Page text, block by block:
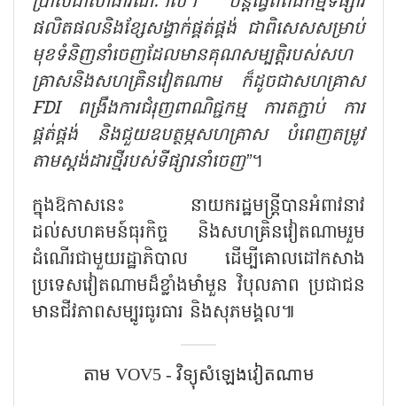
ផលិតផលនិងខ្សែសង្វាក់ផ្គត់ផ្គង់ ជាពិសេសសម្រាប់
មុខទំនិញនាំចេញដែលមានគុណសម្បត្តិរបស់សហ
គ្រាសនិងសហគ្រិនវៀតណាម ក៏ដូចជាសហគ្រាស
FDI ពង្រឹងការជំរុញពាណិជ្ជកម្ម ការតភ្ជាប់ ការ
ផ្គត់ផ្គង់ និងជួយឧបត្ថម្ភសហគ្រាស បំពេញតម្រូវ
តាមស្តង់ដារថ្មីរបស់ទីផ្សារនាំចេញ”។
ក្នុងឱកាសនេះ នាយករដ្ឋមន្ត្រីបានអំពាវនាវ
ដល់សហគមន៍ធុរកិច្ច និងសហគ្រិនវៀតណាមរួម
ដំណើរជាមួយរដ្ឋាភិបាល ដើម្បីគោលដៅកសាង
ប្រទេសវៀតណាមដ៏ខ្លាំងមាំមួន វិបុលភាព ប្រជាជន
មានជីវភាពសម្បូរធូរធារ និងសុភមង្គល៕
តាម VOV5 - វិទ្យុសំឡេងវៀតណាម